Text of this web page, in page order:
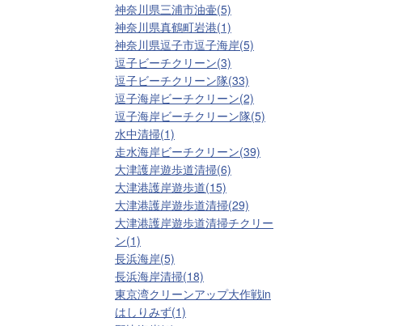
神奈川県三浦市油壷(5)
神奈川県真鶴町岩港(1)
神奈川県逗子市逗子海岸(5)
逗子ビーチクリーン(3)
逗子ビーチクリーン隊(33)
逗子海岸ビーチクリーン(2)
逗子海岸ビーチクリーン隊(5)
水中清掃(1)
走水海岸ビーチクリーン(39)
大津護岸遊歩道清掃(6)
大津港護岸遊歩道(15)
大津港護岸遊歩道清掃(29)
大津港護岸遊歩道清掃チクリー
ン(1)
長浜海岸(5)
長浜海岸清掃(18)
東京湾クリーンアップ大作戦in
はしりみず(1)